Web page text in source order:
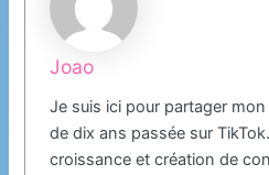
Joao
Je suis ici pour partager
de dix ans passée sur
croissance et création de